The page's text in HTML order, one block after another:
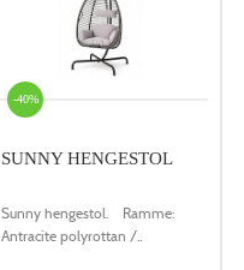
-40%
SUNNY HENGESTOL
Sunny hengestol. Ramme:
Antracite polyrottan /..